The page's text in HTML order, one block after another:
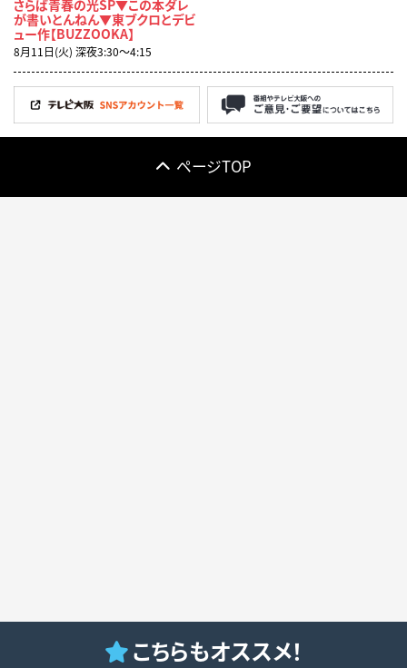
さらば青春の光SP▼この本ダレ
が書いとんねん▼東ブクロとデビ
ュー作【BUZZOOKA】
8月11日(火) 深夜3:30〜4:15
ページTOP
こちらもオススメ！